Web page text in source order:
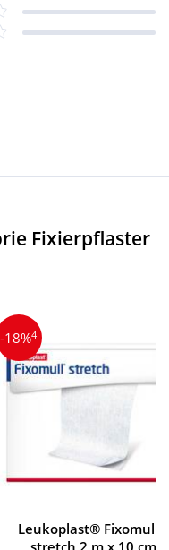
Fixierpflaster
-18%4
Leukoplast® Fixomull®